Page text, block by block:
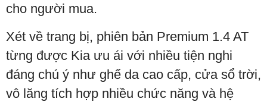
cho người mua.
Xét về trang bị, phiên bản Premium 1.4 AT
từng được Kia ưu ái với nhiều tiện nghi
đáng chú ý như ghế da cao cấp, cửa sổ trời,
vô lăng tích hợp nhiều chức năng và hệ